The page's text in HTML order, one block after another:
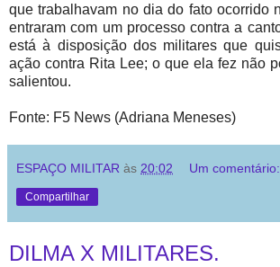
que trabalhavam no dia do fato ocorrido
entraram com um processo contra a
está à disposição dos militares que
ação contra Rita Lee; o que ela fez não
salientou.
Fonte: F5 News (Adriana Meneses)
ESPAÇO MILITAR às 20:02 Um comentário:
Compartilhar
DILMA X MILITARES.